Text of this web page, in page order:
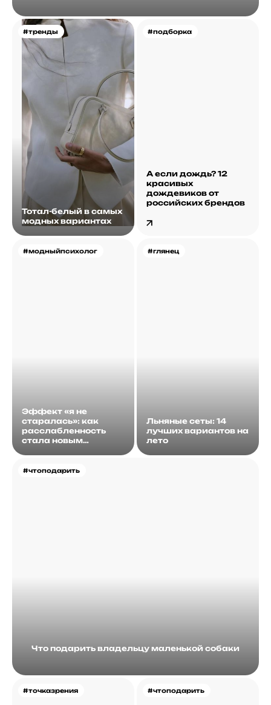
#тренды
Тотал-белый в самых
модных вариантах
#подборка
А если дождь? 12
красивых
дождевиков от
российских брендов
#модныйпсихолог
Эффект «я не
старалась»: как
расслабленность
стала новым
#чтоподарить
Что подарить владельцу маленькой собаки
#глянец
Льняные сеты: 14
лучших вариантов на
лето
#точказрения #чтоподарить